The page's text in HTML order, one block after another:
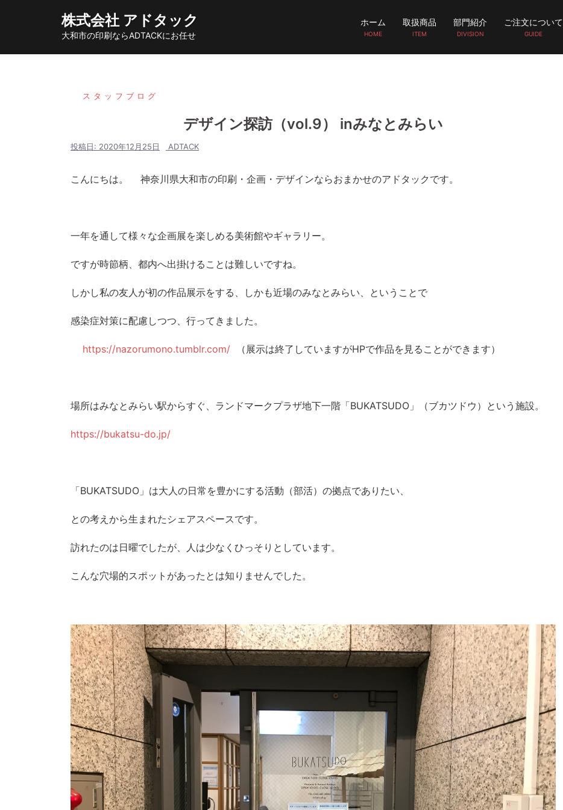
ン
株式会社 アドタック
大和市の印刷ならADTACKにお任せ
ホーム
HOME
取扱商品
ITEM
部門紹介
DIVISION
ご注文について
GUIDE
スタッフブログ
デザイン探訪（vol.9） inみなとみらい
投稿日: 2020年12月25日 ADTACK
こんにちは。 神奈川県大和市の印刷・企画・デザインならおまかせのアドタックです。
一年を通して様々な企画展を楽しめる美術館やギャラリー。
ですが時節柄、都内へ出掛けることは難しいですね。
しかし私の友人が初の作品展示をする、しかも近場のみなとみらい、ということで
感染症対策に配慮しつつ、行ってきました。
https://nazorumono.tumblr.com/ （展示は終了していますがHPで作品を見ることができます）
場所はみなとみらい駅からすぐ、ランドマークプラザ地下一階「BUKATSUDO」（ブカツドウ）という施設。
https://bukatsu-do.jp/
「BUKATSUDO」は大人の日常を豊かにする活動（部活）の拠点でありたい、
との考えから生まれたシェアスペースです。
訪れたのは日曜でしたが、人は少なくひっそりとしています。
こんな穴場的スポットがあったとは知りませんでした。